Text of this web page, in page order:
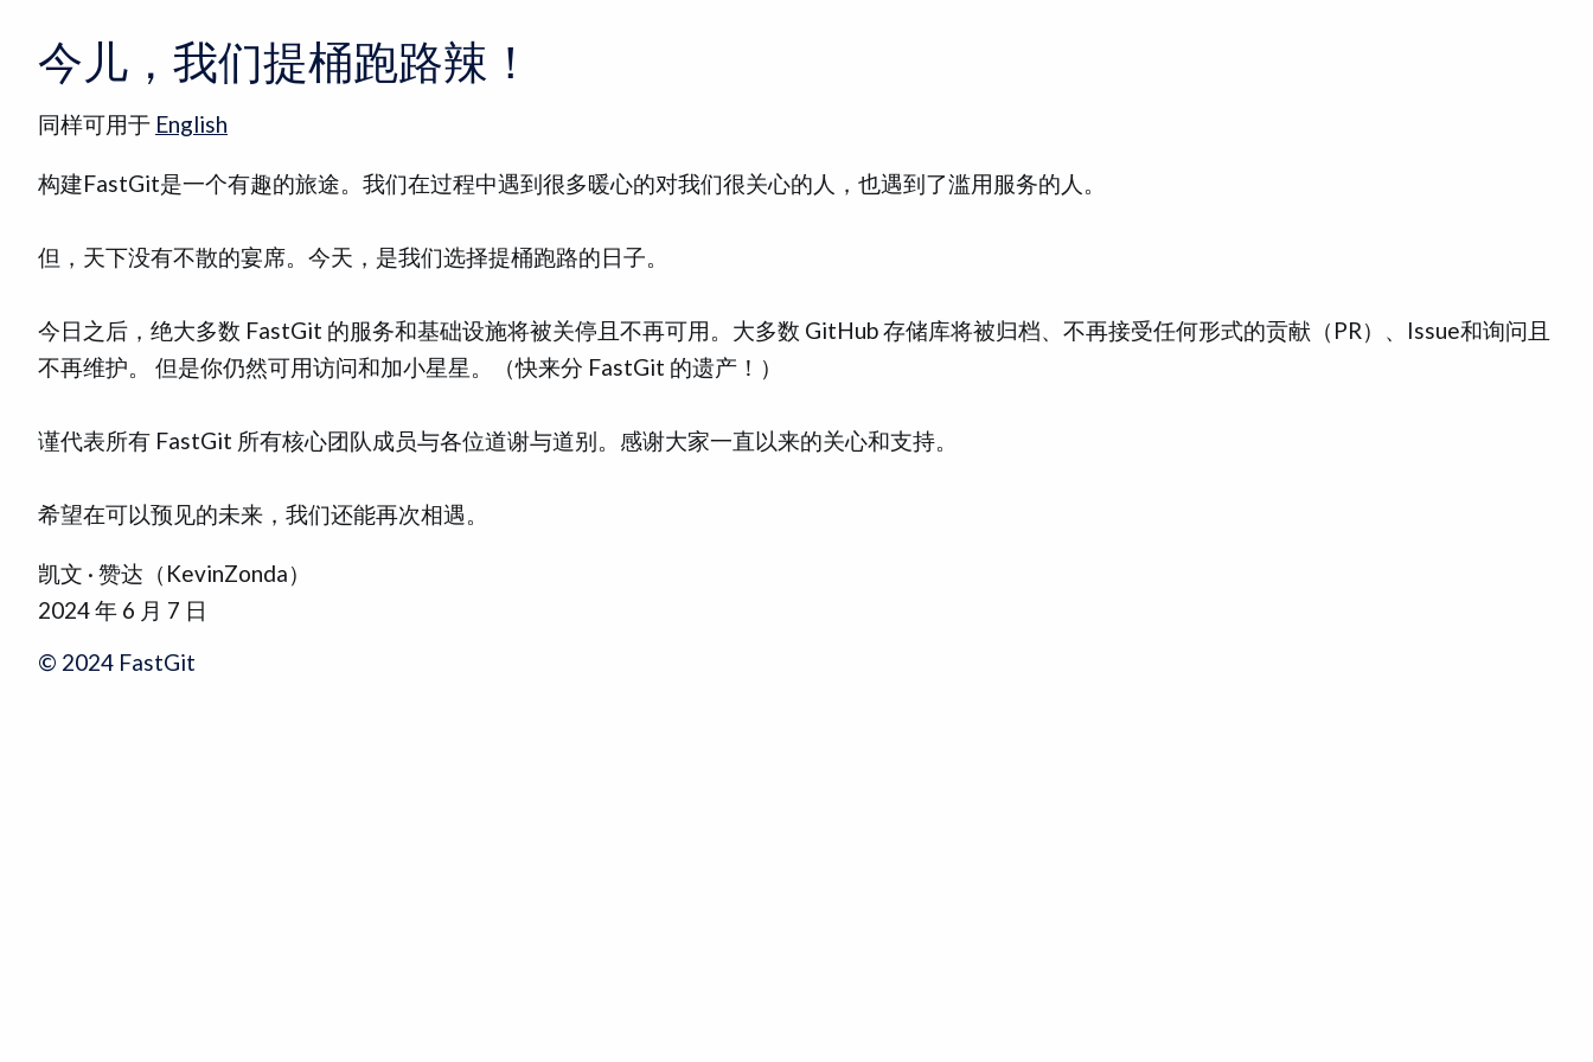
今儿，我们提桶跑路辣！
同样可用于 English
构建FastGit是一个有趣的旅途。我们在过程中遇到很多暖心的对我们很关心的人，也遇到了滥用服务的人。
但，天下没有不散的宴席。今天，是我们选择提桶跑路的日子。
今日之后，绝大多数 FastGit 的服务和基础设施将被关停且不再可用。大多数 GitHub 存储库将被归档、不再接受任何形式的贡献（PR）、Issue和询问且
不再维护。 但是你仍然可用访问和加小星星。（快来分 FastGit 的遗产！）
谨代表所有 FastGit 所有核心团队成员与各位道谢与道别。感谢大家一直以来的关心和支持。
希望在可以预见的未来，我们还能再次相遇。
凯文 · 赞达（KevinZonda）
2024 年 6 月 7 日
© 2024 FastGit